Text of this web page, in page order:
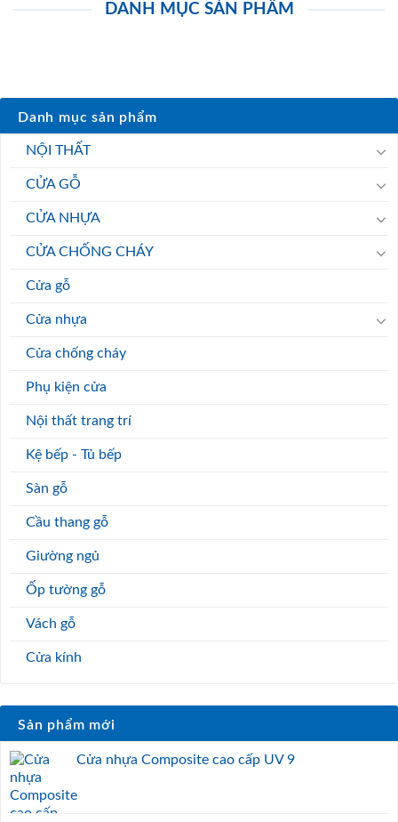
DANH MỤC SẢN PHẨM
Danh mục sản phẩm
NỘI THẤT
CỬA GỖ
CỬA NHỰA
CỬA CHỐNG CHÁY
Cửa gỗ
Cửa nhựa
Cửa chống cháy
Phụ kiện cửa
Nội thất trang trí
Kệ bếp - Tủ bếp
Sàn gỗ
Cầu thang gỗ
Giường ngủ
Ốp tường gỗ
Vách gỗ
Cửa kính
Sản phẩm mới
Cửa nhựa Composite cao cấp UV 9